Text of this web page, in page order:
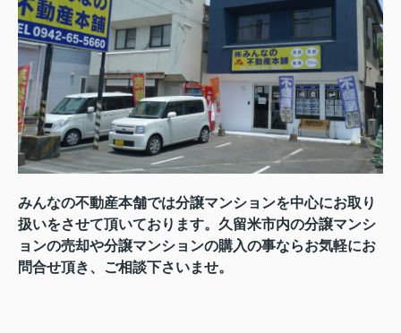
みんなの不動産本舗では分譲マンションを中心にお取り
扱いをさせて頂いております。久留米市内の分譲マンシ
ョンの売却や分譲マンションの購入の事ならお気軽にお
問合せ頂き、ご相談下さいませ。